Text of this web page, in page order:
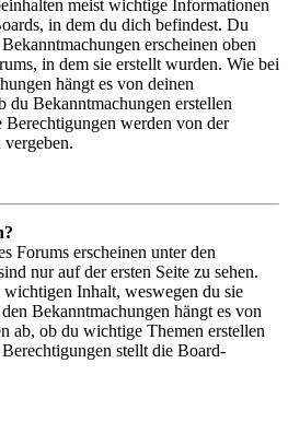
meist wichtige Informationen
in dem du dich befindest. Du
erscheinen oben
in dem sie erstellt wurden. Wie bei
hängt es von deinen
du Bekanntmachungen erstellen
werden von der
Forums erscheinen unter den
nur auf der ersten Seite zu sehen.
wichtigen Inhalt, weswegen du sie
Bekanntmachungen hängt es von
ab, ob du wichtige Themen erstellen
stellt die Board-